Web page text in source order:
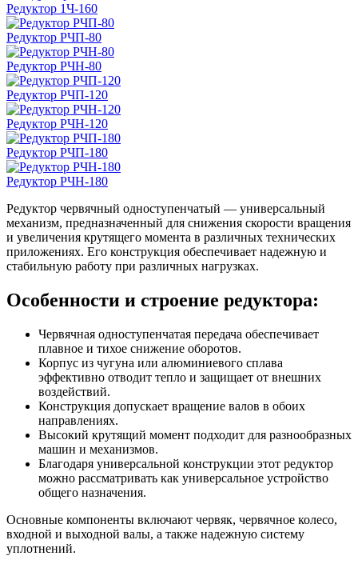
Редуктор 1Ч-160
Редуктор РЧП-80
Редуктор РЧН-80
Редуктор РЧП-120
Редуктор РЧН-120
Редуктор РЧП-180
Редуктор РЧН-180
Редуктор червячный одноступенчатый — универсальный
механизм, предназначенный для снижения скорости вращения
и увеличения крутящего момента в различных технических
приложениях. Его конструкция обеспечивает надежную и
стабильную работу при различных нагрузках.
Особенности и строение редуктора:
Червячная одноступенчатая передача обеспечивает
плавное и тихое снижение оборотов.
Корпус из чугуна или алюминиевого сплава
эффективно отводит тепло и защищает от внешних
воздействий.
Конструкция допускает вращение валов в обоих
направлениях.
Высокий крутящий момент подходит для разнообразных
машин и механизмов.
Благодаря универсальной конструкции этот редуктор
можно рассматривать как универсальное устройство
общего назначения.
Основные компоненты включают червяк, червячное колесо,
входной и выходной валы, а также надежную систему
уплотнений.